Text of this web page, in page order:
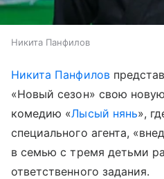
Никита Панфилов
Никита Панфилов
«Новый сезон» свою
комедию «Лысый нянь»,
специального агента,
в семью с тремя детьми
ответственного задания.